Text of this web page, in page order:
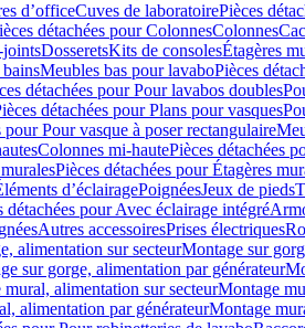
dʼofficeCuves de laboratoirePièces
détachées pour ColonnesColonnes
DosseretsKits de consolesÉtagères
Meubles bas pour lavaboPièces
détachées pour Pour lavabos doubles
détachées pour Plans pour vasques
pour Pour vasque à poser rectangulaire
Colonnes mi-hautePièces détachées
Pièces détachées pour Étagères
d’éclairagePoignéesJeux de pieds
détachées pour Avec éclairage intégré
Autres accessoiresPrises électriques
alimentation sur secteurMontage sur
sur gorge, alimentation par générateur
alimentation sur secteurMontage
alimentation par générateurMontage